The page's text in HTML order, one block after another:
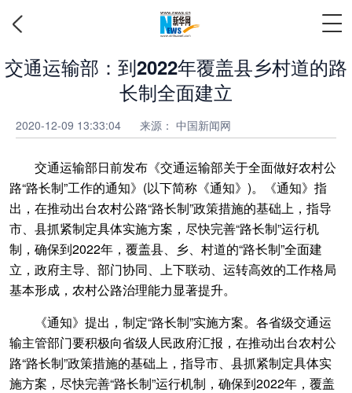
交通运输部：到2022年覆盖县乡村道的路
长制全面建立
2020-12-09 13:33:04 来源： 中国新闻网
交通运输部日前发布《交通运输部关于全面做好农村公
路“路长制”工作的通知》(以下简称《通知》)。《通知》指
出，在推动出台农村公路“路长制”政策措施的基础上，指导
市、县抓紧制定具体实施方案，尽快完善“路长制”运行机
制，确保到2022年，覆盖县、乡、村道的“路长制”全面建
立，政府主导、部门协同、上下联动、运转高效的工作格局
基本形成，农村公路治理能力显著提升。
《通知》提出，制定“路长制”实施方案。各省级交通运
输主管部门要积极向省级人民政府汇报，在推动出台农村公
路“路长制”政策措施的基础上，指导市、县抓紧制定具体实
施方案，尽快完善“路长制”运行机制，确保到2022年，覆盖